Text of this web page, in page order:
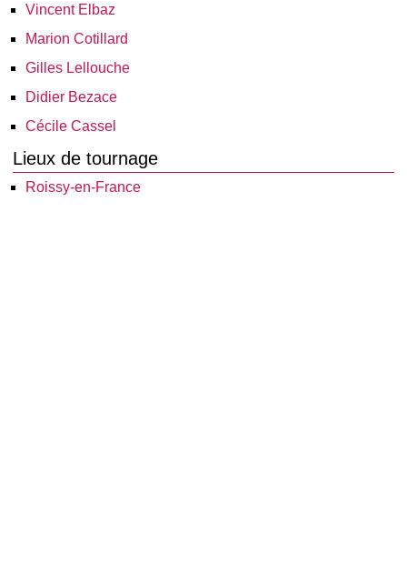
Vincent Elbaz
Marion Cotillard
Gilles Lellouche
Didier Bezace
Cécile Cassel
Lieux de tournage
Roissy-en-France